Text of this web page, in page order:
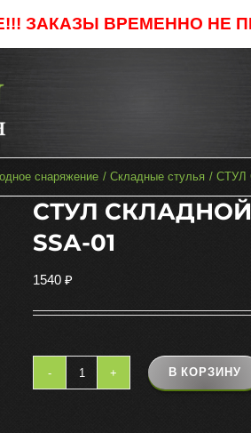
ЗАКАЗЫ ВРЕМЕННО НЕ
снаряжение Складные стулья СТУЛ
СТУЛ
SSА-01
1540 ₽
Количество
В КОРЗИНУ